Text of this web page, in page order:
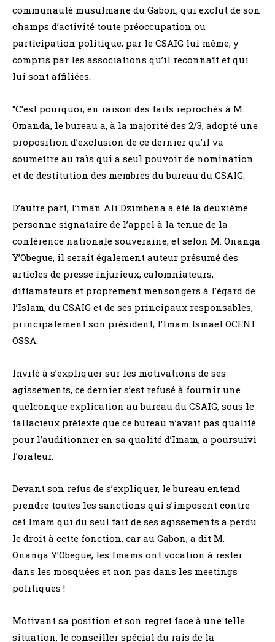
communauté musulmane du Gabon, qui exclut de son
champs d’activité toute préoccupation ou
participation politique, par le CSAIG lui même, y
compris par les associations qu’il reconnaît et qui
lui sont affiliées.
‘’C’est pourquoi, en raison des faits reprochés à M.
Omanda, le bureau a, à la majorité des 2/3, adopté une
proposition d’exclusion de ce dernier qu’il va
soumettre au raïs qui a seul pouvoir de nomination
et de destitution des membres du bureau du CSAIG.
D’autre part, l’iman Ali Dzimbena a été la deuxième
personne signataire de l’appel à la tenue de la
conférence nationale souveraine, et selon M. Onanga
Y’Obegue, il serait également auteur présumé des
articles de presse injurieux, calomniateurs,
diffamateurs et proprement mensongers à l’égard de
l’Islam, du CSAIG et de ses principaux responsables,
principalement son président, l’Imam Ismael OCENI
OSSA.
Invité à s’expliquer sur les motivations de ses
agissements, ce dernier s’est refusé à fournir une
quelconque explication au bureau du CSAIG, sous le
fallacieux prétexte que ce bureau n’avait pas qualité
pour l’auditionner en sa qualité d’Imam, a poursuivi
l’orateur.
Devant son refus de s’expliquer, le bureau entend
prendre toutes les sanctions qui s’imposent contre
cet Imam qui du seul fait de ses agissements a perdu
le droit à cette fonction, car au Gabon, a dit M.
Onanga Y’Obegue, les Imams ont vocation à rester
dans les mosquées et non pas dans les meetings
politiques !
Motivant sa position et son regret face à une telle
situation, le conseiller spécial du rais de la